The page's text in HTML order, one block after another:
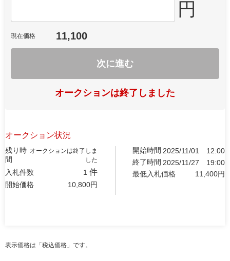
円
現在価格 11,100
次に進む
オークションは終了しました
オークション状況
残り時
間
オークションは終了しま
した
入札件数 1 件
開始価格 10,800円
開始時間 2025/11/01
12:00
終了時間 2025/11/27
19:00
最低入札価格
11,400円
表示価格は「税込価格」です。